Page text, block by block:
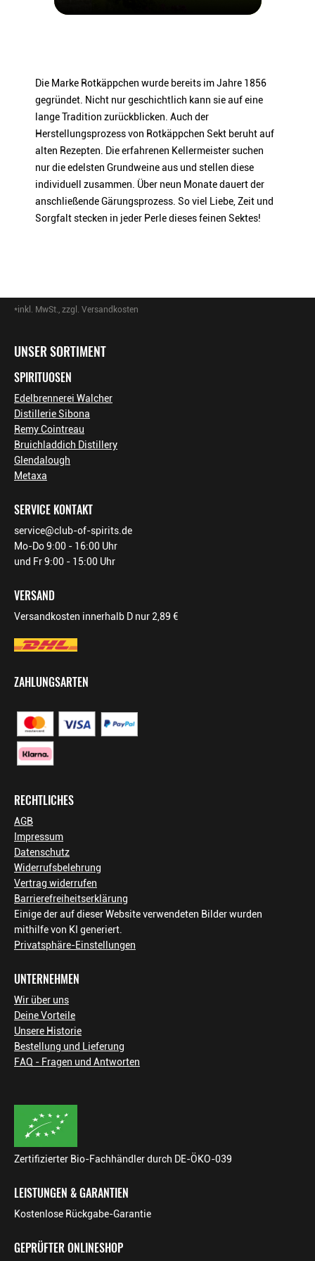
Freyburg (Unstrut)
Die Marke Rotkäppchen wurde bereits im Jahre 1856
gegründet. Nicht nur geschichtlich kann sie auf eine
lange Tradition zurückblicken. Auch der
Herstellungsprozess von Rotkäppchen Sekt beruht auf
alten Rezepten. Die erfahrenen Kellermeister suchen
nur die edelsten Grundweine aus und stellen diese
individuell zusammen. Über neun Monate dauert der
anschließende Gärungsprozess. So viel Liebe, Zeit und
Sorgfalt stecken in jeder Perle dieses feinen Sektes!
*inkl. MwSt., zzgl. Versandkosten
UNSER SORTIMENT
SPIRITUOSEN
Edelbrennerei Walcher
Distillerie Sibona
Remy Cointreau
Bruichladdich Distillery
Glendalough
Metaxa
SERVICE KONTAKT
service@club-of-spirits.de
Mo-Do 9:00 - 16:00 Uhr
und Fr 9:00 - 15:00 Uhr
VERSAND
Versandkosten innerhalb D nur 2,89 €
ZAHLUNGSARTEN
RECHTLICHES
AGB
Impressum
Datenschutz
Widerrufsbelehrung
Vertrag widerrufen
Barrierefreiheitserklärung
Einige der auf dieser Website verwendeten Bilder wurden
mithilfe von KI generiert.
Privatsphäre-Einstellungen
UNTERNEHMEN
Wir über uns
Deine Vorteile
Unsere Historie
Bestellung und Lieferung
FAQ - Fragen und Antworten
Zertifizierter Bio-Fachhändler durch DE-ÖKO-039
LEISTUNGEN & GARANTIEN
Kostenlose Rückgabe-Garantie
GEPRÜFTER ONLINESHOP